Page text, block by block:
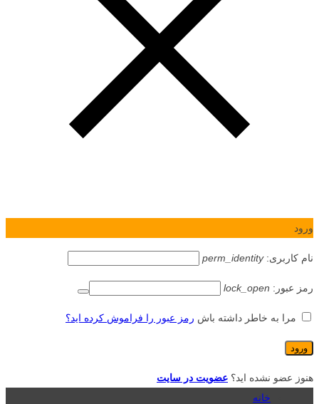
ورود
نام کاربری:perm_identity
رمز عبور: lock_open
مرا به خاطر داشته باش رمز عبور را فراموش کرده اید؟
هنوز عضو نشده اید؟ عضویت در سایت
خانه